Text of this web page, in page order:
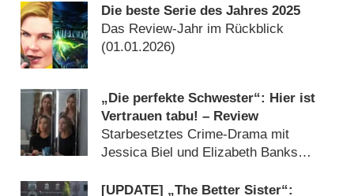
Die beste Serie des Jahres 2025
Das Review-Jahr im Rückblick
(01.01.2026)
„Die perfekte Schwester“: Hier ist
Vertrauen tabu! – Review
Starbesetztes Crime-Drama mit
Jessica Biel und Elizabeth Banks
[UPDATE] „The Better Sister“: